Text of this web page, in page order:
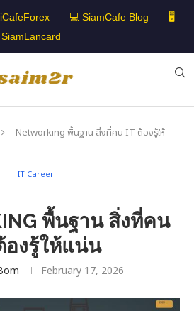
💻 SiamCafe Blog
🖥️
SiamLancard
Networking พื้นฐาน สิ่งที่คน IT ต้องรู้ให้
IT Career
พื้นฐาน สิ่งที่คน
องรู้ให้แน่น
February 17, 2026